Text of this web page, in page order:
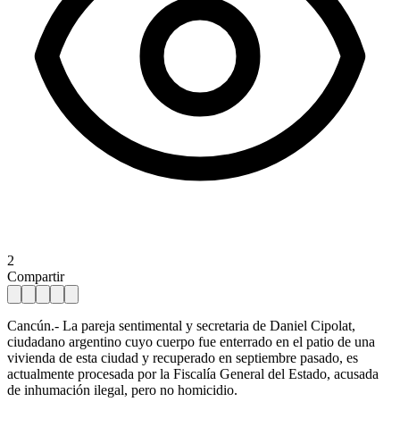
2
Compartir
Cancún.- La pareja sentimental y secretaria de Daniel Cipolat,
ciudadano argentino cuyo cuerpo fue enterrado en el patio de una
vivienda de esta ciudad y recuperado en septiembre pasado, es
actualmente procesada por la Fiscalía General del Estado, acusada
de inhumación ilegal, pero no homicidio.